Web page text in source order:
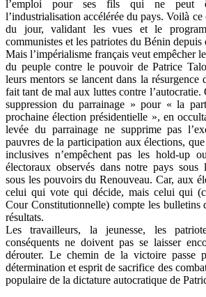
l’emploi pour ses fils qui ne peut
l’industrialisation accélérée du pays. Voilà ce
du jour, validant les vues et le
communistes et les patriotes du Bénin depuis
Mais l’impérialisme français veut empêcher
du peuple contre le pouvoir de Patrice
leurs mentors se lancent dans la résurgence
fait tant de mal aux luttes contre l’autocratie.
suppression du parrainage » pour « la
prochaine élection présidentielle », en
levée du parrainage ne supprime pas
pauvres de la participation aux élections,
inclusives n’empêchent pas les hold-up
électoraux observés dans notre pays sous
sous les pouvoirs du Renouveau. Car, aux
celui qui vote qui décide, mais celui qui
Cour Constitutionnelle) compte les bulletins
résultats.
Les travailleurs, la jeunesse, les
conséquents ne doivent pas se laisser
dérouter. Le chemin de la victoire passe
détermination et esprit de sacrifice des
populaire de la dictature autocratique de